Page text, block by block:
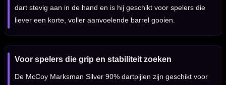
dart stevig aan in de hand en is hij geschikt voor spelers die
liever een korte, voller aanvoelende barrel gooien.
Voor spelers die grip en stabiliteit zoeken
De McCoy Marksman Silver 90% dartpijlen zijn geschikt voor